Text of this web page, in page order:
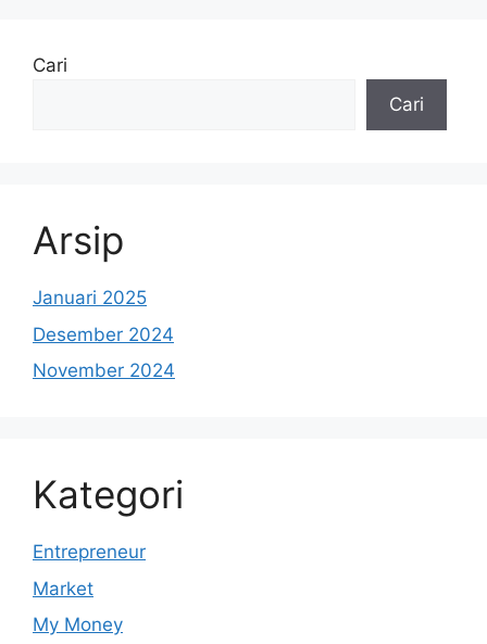
Cari
Cari
Arsip
Januari 2025
Desember 2024
November 2024
Kategori
Entrepreneur
Market
My Money